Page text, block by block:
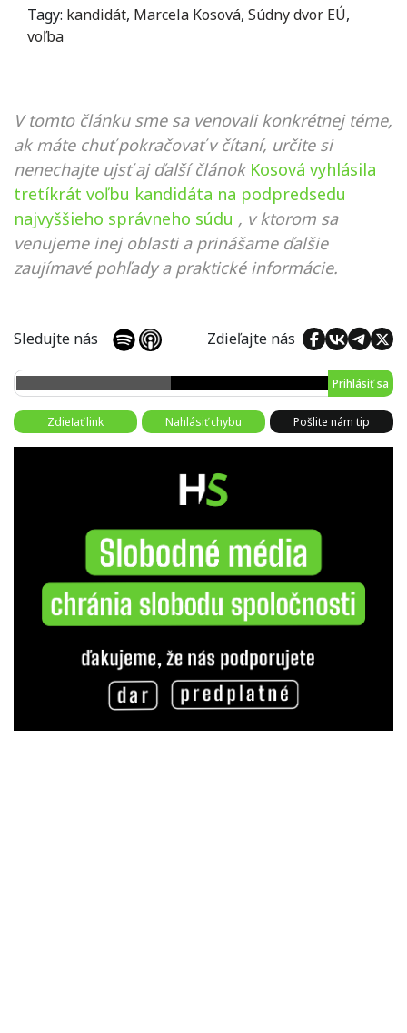
Tagy: kandidát, Marcela Kosová, Súdny dvor EÚ,
voľba
V tomto článku sme sa venovali konkrétnej téme,
ak máte chuť pokračovať v čítaní, určite si
nenechajte ujsť aj ďalší článok Kosová vyhlásila
tretíkrát voľbu kandidáta na podpredsedu
najvyššieho správneho súdu , v ktorom sa
venujeme inej oblasti a prinášame ďalšie
zaujímavé pohľady a praktické informácie.
Sledujte nás Zdieľajte nás
Prihlásiť sa
Zdieľať link Nahlásiť chybu Pošlite nám tip